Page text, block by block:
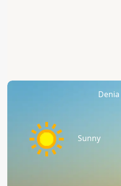
Denia
Sunny